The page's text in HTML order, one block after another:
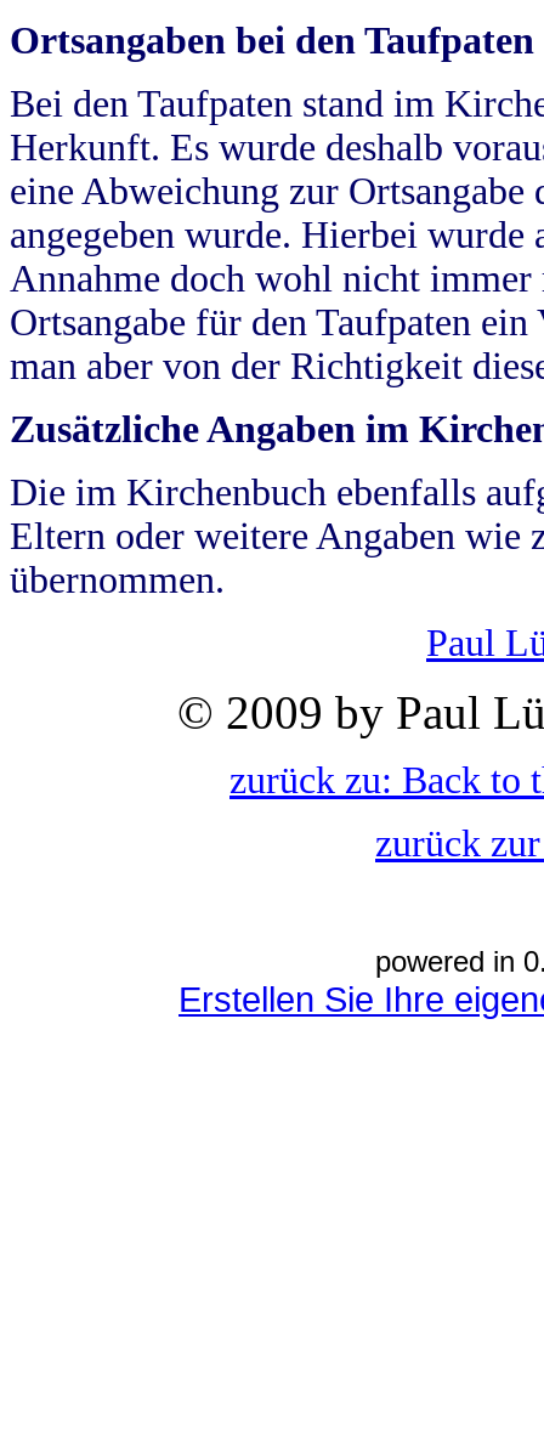
Ortsangaben bei den Taufpaten
Bei den Taufpaten stand im
Herkunft. Es wurde deshalb
eine Abweichung zur
angegeben wurde. Hierbei wurde
Annahme doch wohl nicht
Ortsangabe für den Taufpaten
man aber von der Richtigkeit
Zusätzliche Angaben im
Die im Kirchenbuch ebenfalls
Eltern oder weitere Angaben wie
übernommen.
Paul
© 2009 by Paul
zurück zu: Back to
zurück
powered in
Erstellen Sie Ihre